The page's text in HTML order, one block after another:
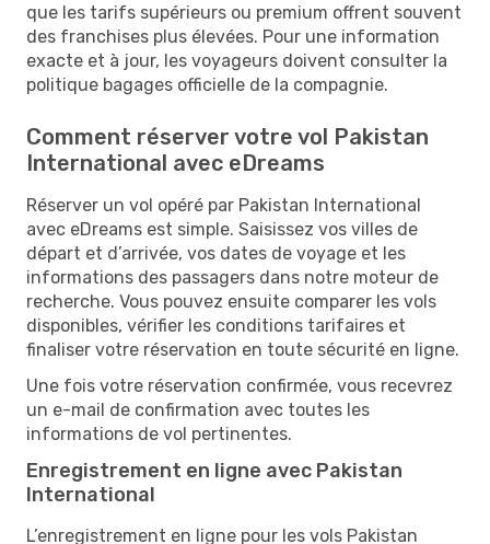
que les tarifs supérieurs ou premium offrent souvent
des franchises plus élevées. Pour une information
exacte et à jour, les voyageurs doivent consulter la
politique bagages officielle de la compagnie.
Comment réserver votre vol Pakistan
International avec eDreams
​​Réserver un vol opéré par Pakistan International
avec eDreams est simple. Saisissez vos villes de
départ et d’arrivée, vos dates de voyage et les
informations des passagers dans notre moteur de
recherche. Vous pouvez ensuite comparer les vols
disponibles, vérifier les conditions tarifaires et
finaliser votre réservation en toute sécurité en ligne.
Une fois votre réservation confirmée, vous recevrez
un e-mail de confirmation avec toutes les
informations de vol pertinentes.
Enregistrement en ligne avec Pakistan
International
L’enregistrement en ligne pour les vols Pakistan